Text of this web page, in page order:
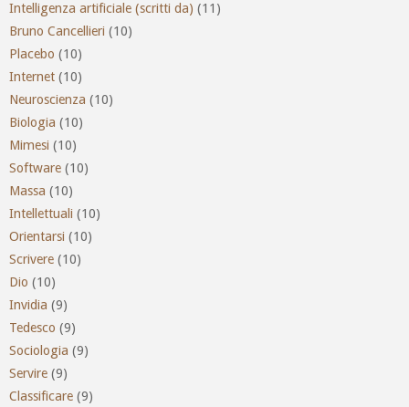
Intelligenza artificiale (scritti da) (11)
Bruno Cancellieri (10)
Placebo (10)
Internet (10)
Neuroscienza (10)
Biologia (10)
Mimesi (10)
Software (10)
Massa (10)
Intellettuali (10)
Orientarsi (10)
Scrivere (10)
Dio (10)
Invidia (9)
Tedesco (9)
Sociologia (9)
Servire (9)
Classificare (9)